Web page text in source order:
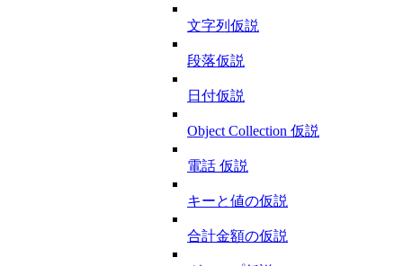
文字列仮説
段落仮説
日付仮説
Object Collection 仮説
電話 仮説
キーと値の仮説
合計金額の仮説